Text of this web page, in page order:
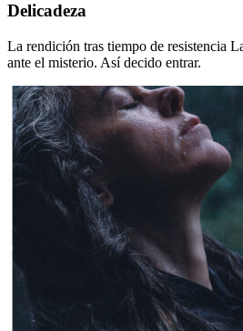
Delicadeza
Delicadeza
La rendición tras tiempo de resistencia
ante el misterio. Así decido entrar.